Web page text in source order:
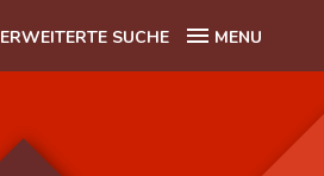
ERWEITERTE SUCHE MENU